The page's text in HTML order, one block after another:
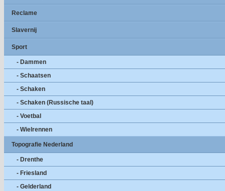
Reclame
Slavernij
Sport
- Dammen
- Schaatsen
- Schaken
- Schaken (Russische taal)
- Voetbal
- Wielrennen
Topografie Nederland
- Drenthe
- Friesland
- Gelderland